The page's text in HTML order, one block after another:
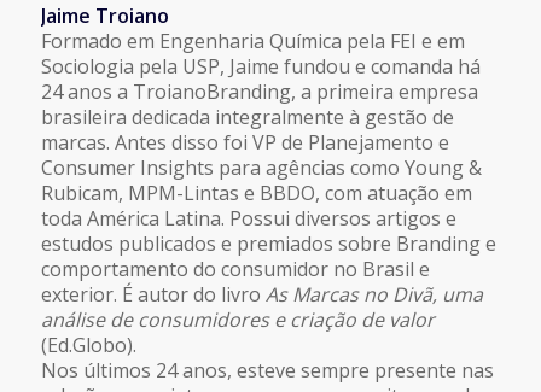
Jaime Troiano
Formado em Engenharia Química pela FEI e em
Sociologia pela USP, Jaime fundou e comanda há
24 anos a TroianoBranding, a primeira empresa
brasileira dedicada integralmente à gestão de
marcas. Antes disso foi VP de Planejamento e
Consumer Insights para agências como Young &
Rubicam, MPM-Lintas e BBDO, com atuação em
toda América Latina. Possui diversos artigos e
estudos publicados e premiados sobre Branding e
comportamento do consumidor no Brasil e
exterior. É autor do livro As Marcas no Divã, uma
análise de consumidores e criação de valor
(Ed.Globo).
Nos últimos 24 anos, esteve sempre presente nas